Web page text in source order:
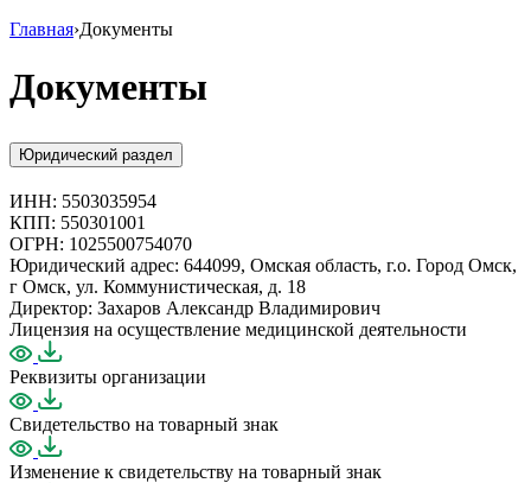
Главная›Документы
Документы
Юридический раздел
ИНН: 5503035954
КПП: 550301001
ОГРН: 1025500754070
Юридический адрес: 644099, Омская область, г.о. Город Омск,
г Омск, ул. Коммунистическая, д. 18
Директор: Захаров Александр Владимирович
Лицензия на осуществление медицинской деятельности
Реквизиты организации
Свидетельство на товарный знак
Изменение к свидетельству на товарный знак